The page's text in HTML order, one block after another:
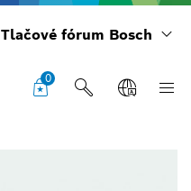
Tlačové fórum Bosch
0